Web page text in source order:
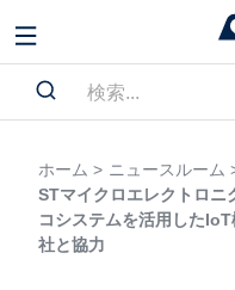
ホーム > ニュースルーム
STマイクロエレクトロ
コシステムを活用した
社と協力